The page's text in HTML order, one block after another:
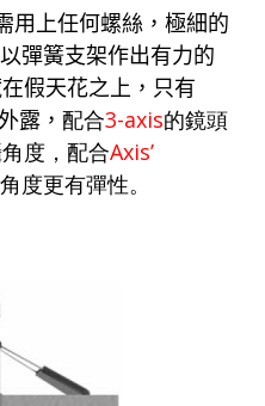
用上任何螺絲，極細的
彈簧支架作出有力的
假天花之上，只有
露， 配合3-axis的鏡頭
度，配合Axis’
度更有彈性。